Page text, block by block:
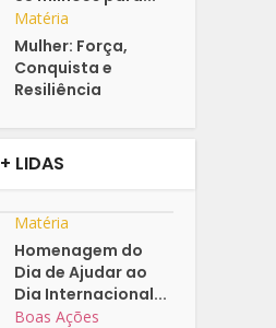
Matéria
Mulher: Força,
Conquista e
Resiliência
+ LIDAS
Matéria
Homenagem do
Dia de Ajudar ao
Dia Internacional...
Boas Ações